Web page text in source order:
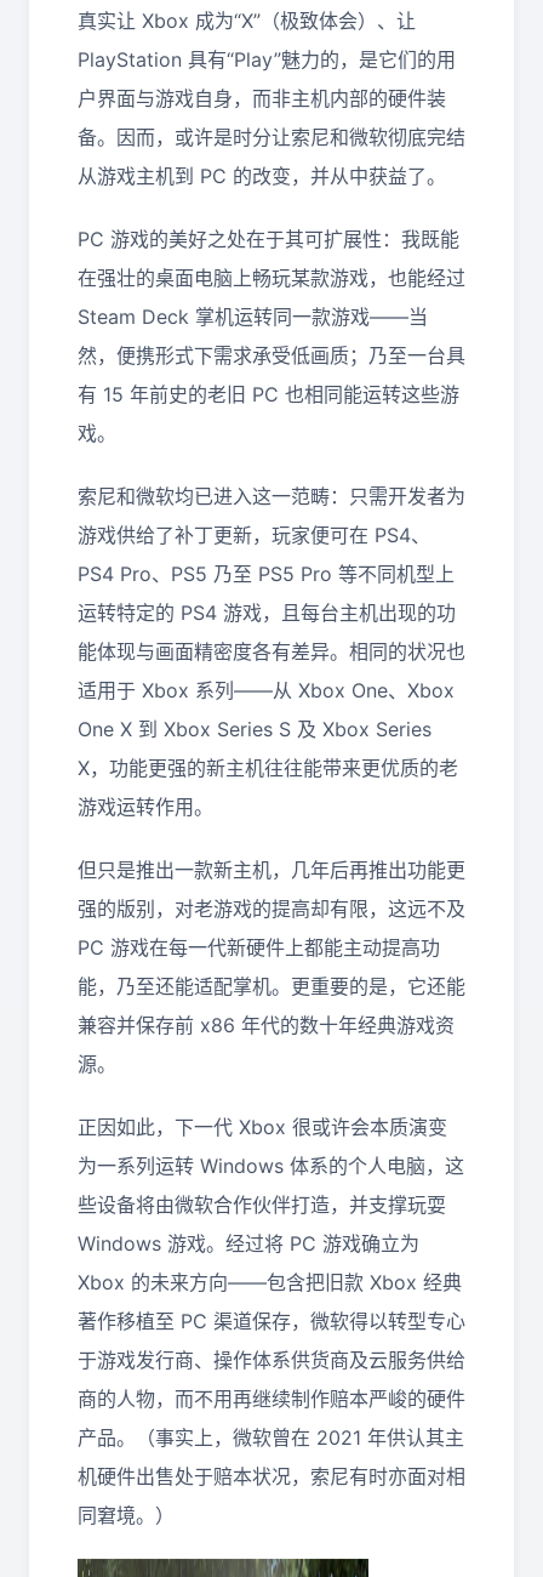
真实让 Xbox 成为“X”（极致体会）、让
PlayStation 具有“Play”魅力的，是它们的用
户界面与游戏自身，而非主机内部的硬件装
备。因而，或许是时分让索尼和微软彻底完结
从游戏主机到 PC 的改变，并从中获益了。
PC 游戏的美好之处在于其可扩展性：我既能
在强壮的桌面电脑上畅玩某款游戏，也能经过
Steam Deck 掌机运转同一款游戏——当
然，便携形式下需求承受低画质；乃至一台具
有 15 年前史的老旧 PC 也相同能运转这些游
戏。
索尼和微软均已进入这一范畴：只需开发者为
游戏供给了补丁更新，玩家便可在 PS4、
PS4 Pro、PS5 乃至 PS5 Pro 等不同机型上
运转特定的 PS4 游戏，且每台主机出现的功
能体现与画面精密度各有差异。相同的状况也
适用于 Xbox 系列——从 Xbox One、Xbox
One X 到 Xbox Series S 及 Xbox Series
X，功能更强的新主机往往能带来更优质的老
游戏运转作用。
但只是推出一款新主机，几年后再推出功能更
强的版别，对老游戏的提高却有限，这远不及
PC 游戏在每一代新硬件上都能主动提高功
能，乃至还能适配掌机。更重要的是，它还能
兼容并保存前 x86 年代的数十年经典游戏资
源。
正因如此，下一代 Xbox 很或许会本质演变
为一系列运转 Windows 体系的个人电脑，这
些设备将由微软合作伙伴打造，并支撑玩耍
Windows 游戏。经过将 PC 游戏确立为
Xbox 的未来方向——包含把旧款 Xbox 经典
著作移植至 PC 渠道保存，微软得以转型专心
于游戏发行商、操作体系供货商及云服务供给
商的人物，而不用再继续制作赔本严峻的硬件
产品。（事实上，微软曾在 2021 年供认其主
机硬件出售处于赔本状况，索尼有时亦面对相
同窘境。）